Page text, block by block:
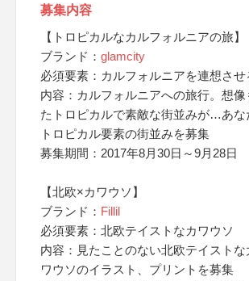
募集内容
【トロピカルなカルフォルニアの旅】
ブランド： glamcity
必須要素：カルフォルニアを連想させ
内容：カルフォルニアへの旅行。想像
たトロピカルで素敵な街並みが…あな
トロピカル要素の街並みを募集
募集期間：2017年8月30日～9月28日
【北欧×カワウソ】
ブランド： Fillil
必須要素：北欧テイストなカワウソ
内容：見たことのない北欧テイストな
ワウソのイラスト、プリントを募集